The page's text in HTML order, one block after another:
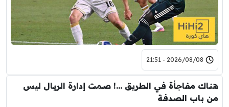
2026/08/08 - 21:51
هناك مفاجأة في الطريق …! صمت إدارة الريال ليس
من باب الصدفة